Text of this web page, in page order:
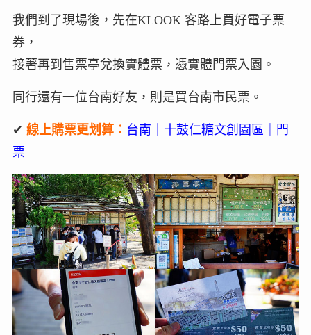
我們到了現場後，先在KLOOK 客路上買好電子票
券，
接著再到售票亭兌換實體票，憑實體門票入園。
同行還有一位台南好友，則是買台南市民票。
✔ 線上購票更划算： 台南｜十鼓仁糖文創園區｜門
票